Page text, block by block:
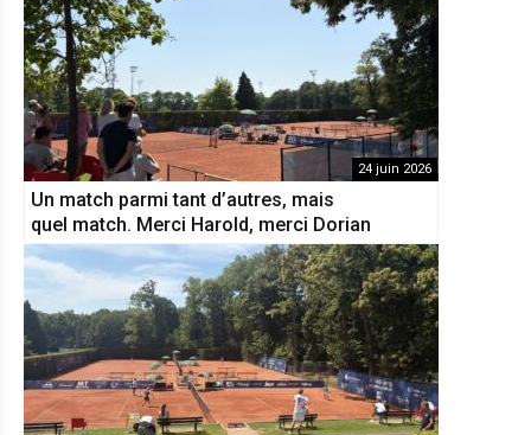
24 juin 2026
Un match parmi tant d’autres, mais
quel match. Merci Harold, merci Dorian